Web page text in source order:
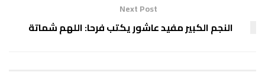
Next Post
النجم الكبير مفيد عاشور يكتب فرحا: اللهم شماتة